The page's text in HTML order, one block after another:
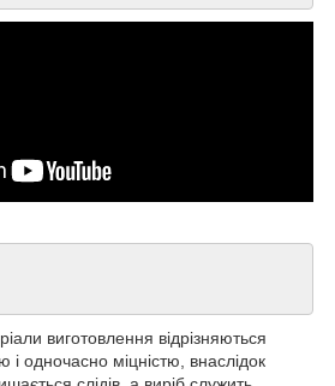
виготовлення відрізняються
одночасно міцністю, внаслідок